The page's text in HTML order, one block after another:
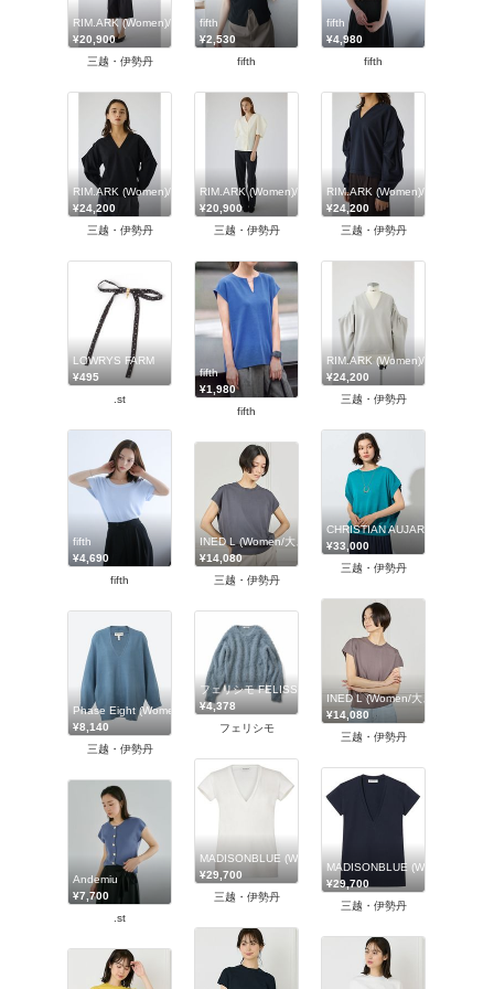
fifth
¥2,530
fifth
fifth
¥4,980
fifth
RIM.ARK (Women)/リムアーク
¥20,900
三越・伊勢丹
RIM.ARK (Women)/リムアーク
¥24,200
三越・伊勢丹
RIM.ARK (Women)/リムアーク
¥20,900
三越・伊勢丹
RIM.ARK (Women)/リムアーク
¥24,200
三越・伊勢丹
LOWRYS FARM
¥495
.st
fifth
¥1,980
fifth
RIM.ARK (Women)/リムアーク
¥24,200
三越・伊勢丹
fifth
¥4,690
fifth
CHRISTIAN AUJARD (Women)/
¥33,000
三越・伊勢丹
INED L (Women/大きいサイズ)/イネドL
¥14,080
三越・伊勢丹
INED L (Women/大きいサイズ)/
¥14,080
三越・伊勢丹
Phase Eight (Women)/フェイズエイト
¥8,140
三越・伊勢丹
フェリシモ FELISSIMO
¥4,378
フェリシモ
MADISONBLUE (Women)/マディソンブルー
¥29,700
三越・伊勢丹
MADISONBLUE (Women)/マデ
¥29,700
三越・伊勢丹
Andemiu
¥7,700
.st